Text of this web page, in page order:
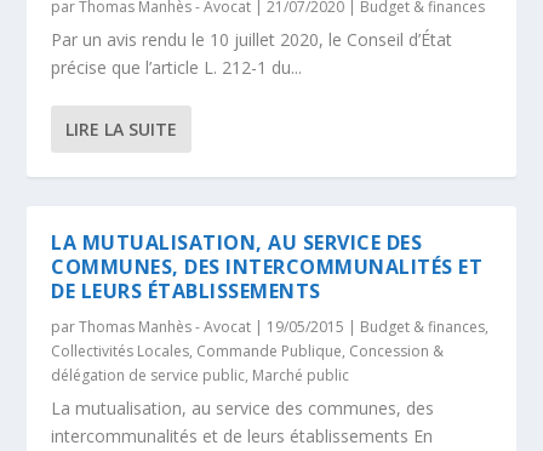
parThomas Manhès - Avocat |21/07/2020 Budget & finances
Par un avis rendu le 10 juillet 2020, le Conseil d’État
précise que l’article L. 212-1 du...
LIRE LA SUITE
LA MUTUALISATION, AU SERVICE DES
COMMUNES, DES INTERCOMMUNALITÉS ET
DE LEURS ÉTABLISSEMENTS
parThomas Manhès - Avocat | 19/05/2015 | Budget & finances,
Collectivités Locales, Commande Publique, Concession &
délégation de service public, Marché public
La mutualisation, au service des communes, des
intercommunalités et de leurs établissements En